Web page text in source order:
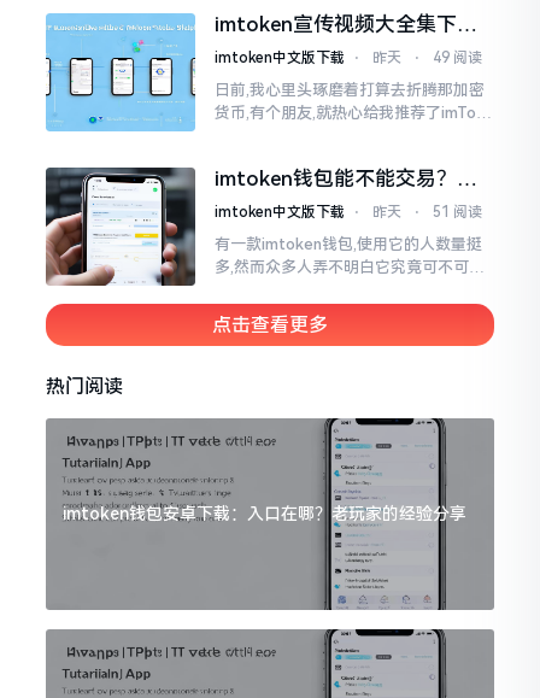
一个“钱包”而已
imtoken宣传视频大全集下
载，新手看完就懂怎么用
imtoken中文版下载 ⋅ 昨天 ⋅ 49 阅读
日前,我心里头琢磨着打算去折腾那加密
货币,有个朋友,就热心给我推荐了imTok
imtoken钱包能不能交易？一
文说清楚
imtoken中文版下载 ⋅ 昨天 ⋅ 51 阅读
有一款imtoken钱包,使用它的人数量挺
多,然而众多人弄不明白它究竟可不可以
钱包和交易所原本就是不同的事物,像是
存钱罐与菜市场那般
点击查看更多
热门阅读
imtoken钱包安卓下载：入口在哪？老玩家的经验分享